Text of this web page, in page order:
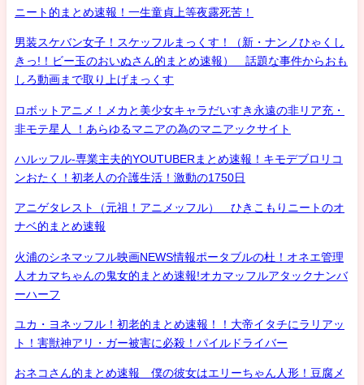
ニート的まとめ速報！一生童貞上等夜露死苦！
男装スケバン女子！スケッフルまっくす！（新・ナンノひゃくし
きっ!！ビー玉のおいぬさん的まとめ速報） 話題な事件からおも
しろ動画まで取り上げまっくす
ロボットアニメ！メカと美少女キャラだいすき永遠の非リア充・
非モテ星人 ！あらゆるマニアの為のマニアックサイト
ハルッフル-専業主夫的YOUTUBERまとめ速報！キモデブロリコ
ンおたく！初老人の介護生活！激動の1750日
アニゲタレスト（元祖！アニメッフル） ひきこもりニートのオ
ナベ的まとめ速報
火浦のシネマッフル映画NEWS情報ポータブルの杜！オネエ管理
人オカマちゃんの鬼女的まとめ速報!オカマッフルアタックナンバ
ーハーフ
ユカ・ヨネッフル！初老的まとめ速報！！大帝イタチにラリアッ
ト！害獣神アリ・ガー被害に必殺！パイルドライバー
おネコさん的まとめ速報 僕の彼女はエリーちゃん人形！豆腐メ